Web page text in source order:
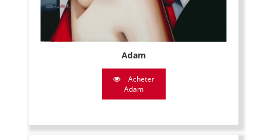
Adam
Acheter
Adam